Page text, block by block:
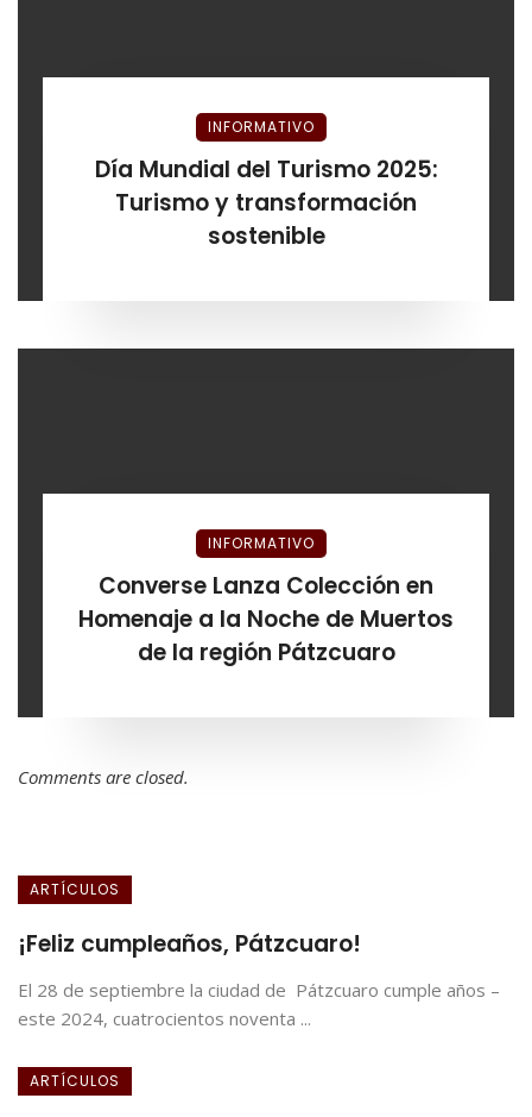
INFORMATIVO
Día Mundial del Turismo 2025:
Turismo y transformación
sostenible
INFORMATIVO
Converse Lanza Colección en
Homenaje a la Noche de Muertos
de la región Pátzcuaro
Comments are closed.
ARTÍCULOS
¡Feliz cumpleaños, Pátzcuaro!
El 28 de septiembre la ciudad de Pátzcuaro cumple años –
este 2024, cuatrocientos noventa ...
ARTÍCULOS